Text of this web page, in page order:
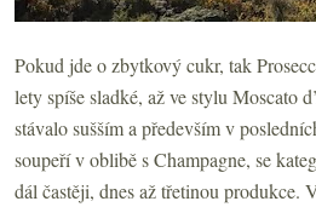
Pokud jde o zbytkový cukr, tak
lety spíše sladké, až ve stylu Moscato
stávalo sušším a především v
soupeří v oblibě s Champagne, se
dál častěji, dnes až třetinou produkce.